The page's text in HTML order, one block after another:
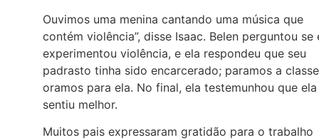
Ouvimos uma menina cantando uma música que
contém violência”, disse Isaac. Belen perguntou se
experimentou violência, e ela respondeu que seu
padrasto tinha sido encarcerado; paramos a
oramos para ela. No final, ela testemunhou que ela
sentiu melhor.
Muitos pais expressaram gratidão para o trabalho